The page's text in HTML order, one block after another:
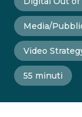
Media/
Video
55 minuti